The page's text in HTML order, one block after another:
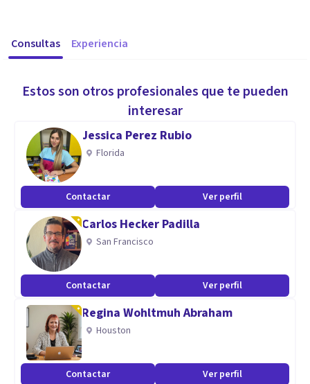
Consultas Experiencia
Estos son otros profesionales que te pueden
interesar
Jessica Perez Rubio
Florida
Contactar Ver perfil
Carlos Hecker Padilla
San Francisco
Contactar Ver perfil
Regina Wohltmuh Abraham
Houston
Contactar Ver perfil